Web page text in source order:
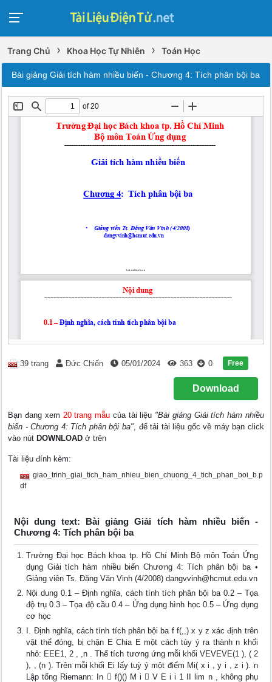
Trang Chủ › Khoa Học Tự Nhiên › Toán Học
Bài giảng Giải tích hàm nhiều biến - Chương 4: Tích phân bội ba
39 trang Đức Chiến 05/01/2024 363 0 Free
Download
Bạn đang xem 20 trang mẫu của tài liệu "Bài giảng Giải tích hàm nhiều
biến - Chương 4: Tích phân bội ba", để tải tài liệu gốc về máy bạn click
vào nút DOWNLOAD ở trên
Tài liệu đính kèm:
giao_trinh_giai_tich_ham_nhieu_bien_chuong_4_tich_phan_boi_b.p
df
Nội dung text: Bài giảng Giải tích hàm nhiều biến -
Chương 4: Tích phân bội ba
Trường Đại học Bách khoa tp. Hồ Chí Minh Bộ môn Toán Ứng
dụng Giải tích hàm nhiều biến Chương 4: Tích phân bội ba •
Giảng viên Ts. Đặng Văn Vinh (4/2008)dangvvinh@hcmut.edu.vn
Nội dung 0.1 – Định nghĩa, cách tính tích phân bội ba 0.2 – Tọa
độ trụ 0.3 – Tọa độ cầu 0.4 – Ứng dụng hình học 0.5 – Ứng dụng
cơ học
I. Định nghĩa, cách tính tích phân bội ba f f(,,) x y z xác định trên
vật thể đóng, bị chặn E Chia E một cách tùy ý ra thành n khối
nhỏ: EEE1, 2 , ,n . Thể tích tương ứng mỗi khối VEVEVE(1 ), ( 2
), , (n ). Trên mỗi khối Ei lấy tuỳ ý một điểm Mi( x i , y i , z i ). n
Lập tổng Riemann: In  f()() M i  V E i i 1 II lim n , không phụ